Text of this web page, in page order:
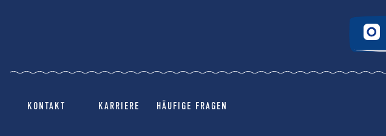
KONTAKT KARRIERE HÄUFIGE FRAGEN